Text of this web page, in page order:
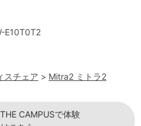
E10T0T2
スチェア > Mitra2 ミトラ2
CAMPUSで体験